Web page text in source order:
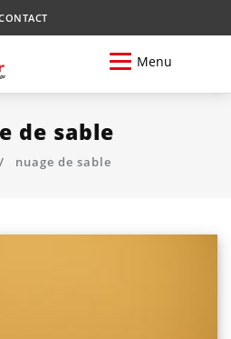
Menu
de sable
nuage de sable